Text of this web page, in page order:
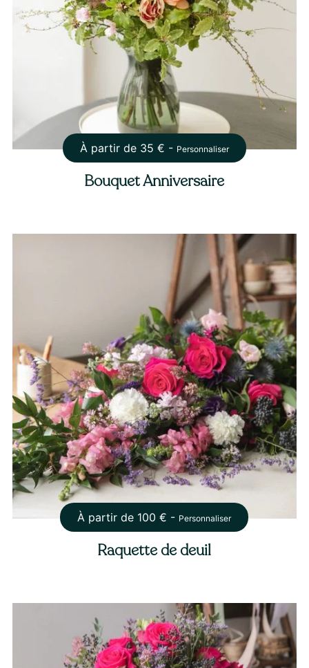
À partir de 35 € - Personnaliser
Bouquet Anniversaire
À partir de 100 € - Personnaliser
Raquette de deuil